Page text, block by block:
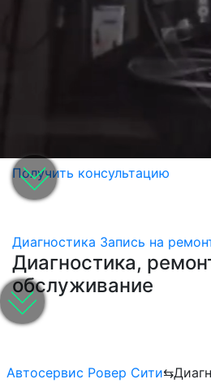
Получить консультацию
Диагностика Запись на
Диагностика,
обслуживание
Автосервис Ровер Сити⇆